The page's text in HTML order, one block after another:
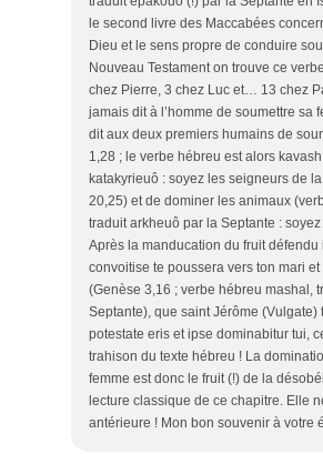
le second livre des Maccabées
Dieu et le sens propre de conduire
Nouveau Testament on trouve ce
chez Pierre, 3 chez Luc et… 13 chez
jamais dit à l’homme de soumettre sa
dit aux deux premiers humains de
1,28 ; le verbe hébreu est alors
katakyrieuô : soyez les seigneurs de
20,25) et de dominer les animaux
traduit arkheuô par la Septante :
Après la manducation du fruit défendu
convoitise te poussera vers ton mari
(Genèse 3,16 ; verbe hébreu mashal,
Septante), que saint Jérôme (Vulgate)
potestate eris et ipse dominabitur tui,
trahison du texte hébreu ! La
femme est donc le fruit (!) de la
lecture classique de ce chapitre. Elle
antérieure ! Mon bon souvenir à votre